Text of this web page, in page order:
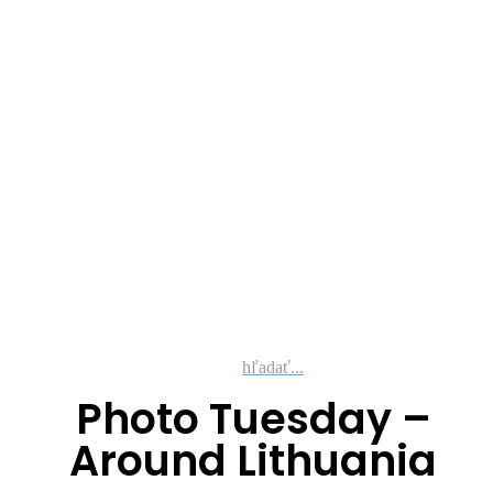
hľadať...
Photo Tuesday –
Around Lithuania